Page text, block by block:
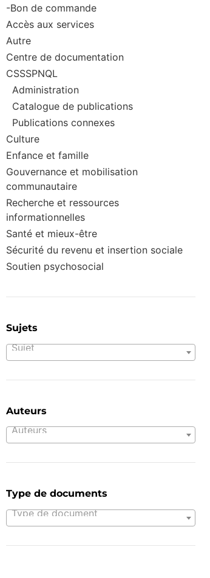
-Bon de commande
Accès aux services
Autre
Centre de documentation
CSSSPNQL
Administration
Catalogue de publications
Publications connexes
Culture
Enfance et famille
Gouvernance et mobilisation
communautaire
Recherche et ressources
informationnelles
Santé et mieux-être
Sécurité du revenu et insertion sociale
Soutien psychosocial
Sujets
Sujet
Auteurs
Auteurs
Type de documents
Type de document